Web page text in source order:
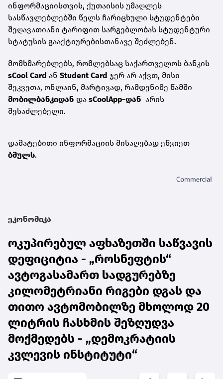
ინფორმაციისთვის, ქუთაისის უმაღლეს
სასწავლებლებში წელს ჩარიცხული სტუდენტები
შეღავათიანი ტარიფით სარგებლობას სტუდენტური
სტატუსის გააქტიურებისთანავე შეძლებენ.
მომხმარებლებს, რომლებსაც საქართველოს ბანკის
sCool Card ან Student Card ჯერ არ აქვთ, მისი
შეკვეთა, ონლაინ, მარტივად, რამდენიმე წამში
მობილბანკიდან და sCoolApp-დან არის
შესაძლებელი.
დამატებითი ინფორმაციის მისაღებად ეწვიეთ
ბმულს.
ეკონომიკა
ოკუპირებულ აფხაზეთში საწვავის
დეფიციტია - „როსნეფტის“
ავტოგასამართ სადგურებზე
კილომეტრიანი რიგები დგას და
თითო ავტომობილზე მხოლოდ 20
ლიტრის ჩასხმის შეზღუდვა
მოქმედებს - „დემოკრატიის
კვლევის ინსტიტუტი“